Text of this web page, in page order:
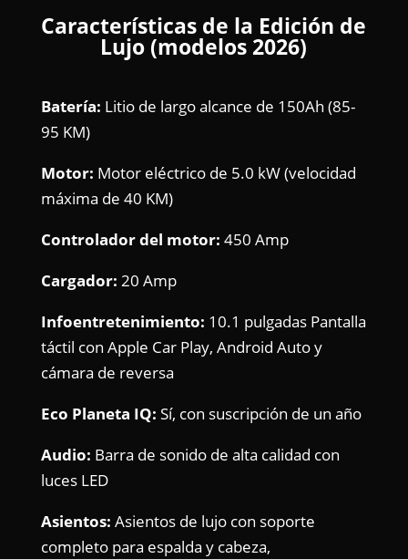
Características de la Edición de
Lujo (modelos 2026)
Batería: Litio de largo alcance de 150Ah (85-
95 KM)
Motor: Motor eléctrico de 5.0 kW (velocidad
máxima de 40 KM)
Controlador del motor: 450 Amp
Cargador: 20 Amp
Infoentretenimiento: 10.1 pulgadas Pantalla
táctil con Apple Car Play, Android Auto y
cámara de reversa
Eco Planeta IQ: Sí, con suscripción de un año
Audio: Barra de sonido de alta calidad con
luces LED
Asientos: Asientos de lujo con soporte
completo para espalda y cabeza,